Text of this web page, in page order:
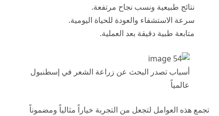
نتائج طبيعية ونسب نجاح مرتفعة.
سرعة الاستشفاء والعودة للحياة اليومية.
متابعة طبية دقيقة بعد العملية.
أسباب تصدر البحث عن زراعة الشعر في إسطنبول
عالمياً
تجمع هذه العوامل لتجعل من التجربة خياراً مثالياً ومضموناً